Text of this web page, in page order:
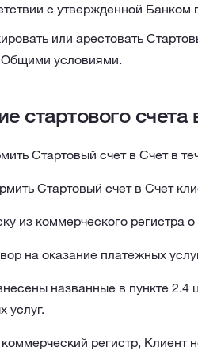
с утвержденной Банком
или арестовать
условиями.
стартового счета
Стартовый счет в Счет в
Стартовый счет в Счет
из коммерческого регистра
на оказание платежных
названные в пункте
услуг.
регистр, Клиент